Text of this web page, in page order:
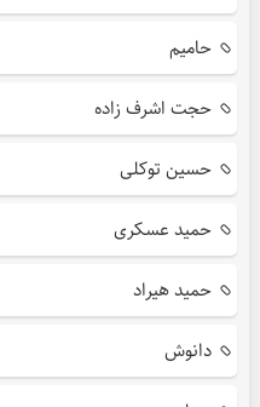
حامیم
حجت اشرف زاده
حسین توکلی
حمید عسکری
حمید هیراد
دانوش